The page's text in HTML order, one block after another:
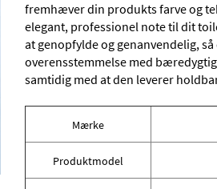
fremhæver din produkts farve og
elegant, professionel note til dit
at genopfylde og genanvendelig, så
overensstemmelse med
samtidig med at den leverer
Mærke
Produktmodel